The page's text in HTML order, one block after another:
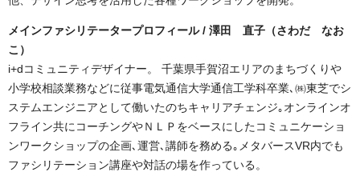
メインファシリテータープロフィール / 澤田 直子（さわだ なお
こ）
i+dコミュニティデザイナー。 千葉県手賀沼エリアのまちづくりや
小学校相談業務などに従事電気通信大学通信工学科卒業､㈱東芝でシ
ステムエンジニアとして働いたのちキャリアチェンジ｡オンラインオ
フライン共にコーチングやＮＬＰをベースにしたコミュニケーショ
ンワークショップの企画､運営､講師を務める｡メタバースVR内でも
ファシリテーション講座や対話の場を作っている。